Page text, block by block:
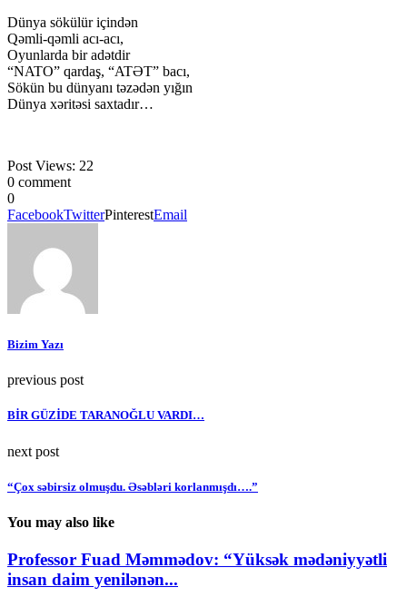
Dünya sökülür içindən
Qəmli-qəmli acı-acı,
Oyunlarda bir adətdir
“NATO” qardaş, “ATƏT” bacı,
Sökün bu dünyanı təzədən yığın
Dünya xəritəsi saxtadır…
Post Views: 22
0 comment
0
FacebookTwitterPinterestEmail
Bizim Yazı
previous post
BİR GÜZİDE TARANOĞLU VARDI…
next post
“Çox səbirsiz olmuşdu. Əsəbləri korlanmışdı….”
You may also like
Professor Fuad Məmmədov: “Yüksək mədəniyyətli
insan daim yenilənən...